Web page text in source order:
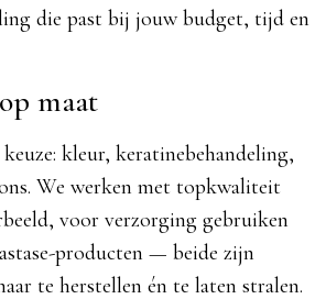
die past bij jouw budget, tijd en
maat
kleur, keratinebehandeling,
We werken met topkwaliteit
voor verzorging gebruiken
producten — beide zijn
te herstellen én te laten stralen.